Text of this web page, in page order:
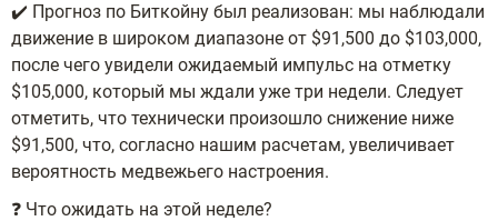
✔️ Прогноз по Биткойну был реализован: мы наблюдали
движение в широком диапазоне от $91,500 до $103,000,
после чего увидели ожидаемый импульс на отметку
$105,000, который мы ждали уже три недели. Следует
отметить, что технически произошло снижение ниже
$91,500, что, согласно нашим расчетам, увеличивает
вероятность медвежьего настроения.
❓ Что ожидать на этой неделе?